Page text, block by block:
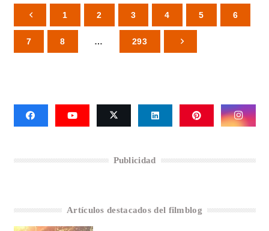
1 2 3 4 5 6
7 8 … 293
Publicidad
Artículos destacados del filmblog